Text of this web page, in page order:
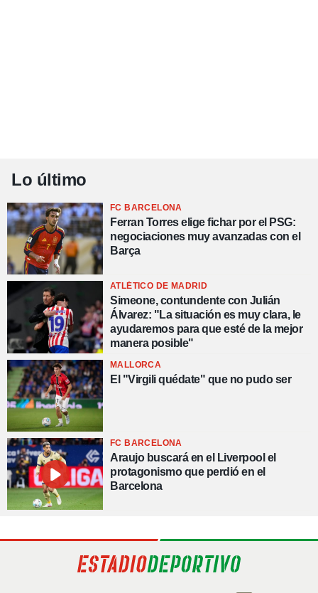
Lo último
FC BARCELONA
Ferran Torres elige fichar por el PSG:
negociaciones muy avanzadas con el
Barça
ATLÉTICO DE MADRID
Simeone, contundente con Julián
Álvarez: "La situación es muy clara, le
ayudaremos para que esté de la mejor
manera posible"
MALLORCA
El "Virgili quédate" que no pudo ser
FC BARCELONA
Araujo buscará en el Liverpool el
protagonismo que perdió en el
Barcelona